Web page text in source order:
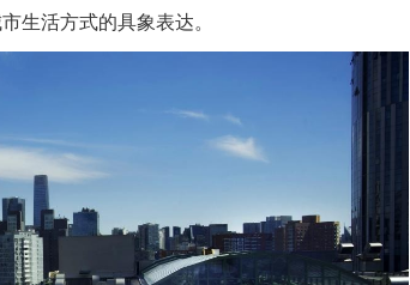
生活方式的具象表达。